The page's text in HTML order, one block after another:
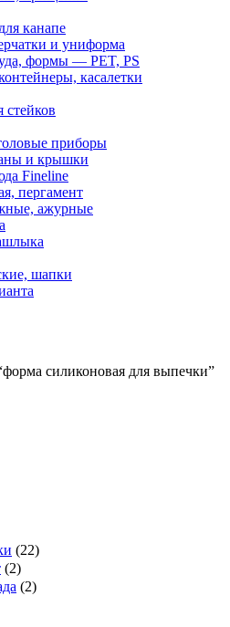
канапе
и униформа
формы — PET, PS
касалетки
стейков
приборы
и крышки
Fineline
пергамент
ажурные
шапки
силиконовая для выпечки”
(22)
(2)
(2)